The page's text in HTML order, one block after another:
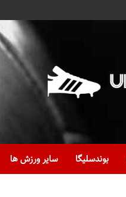
بوندسلیگا سایر ورزش ها